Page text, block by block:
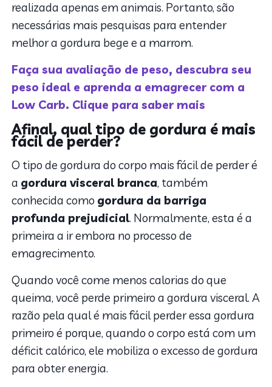
realizada apenas em animais. Portanto, são
necessárias mais pesquisas para entender
melhor a gordura bege e a marrom.
Faça sua avaliação de peso, descubra seu
peso ideal e aprenda a emagrecer com a
Low Carb. Clique para saber mais
Afinal, qual tipo de gordura é mais
fácil de perder?
O tipo de gordura do corpo mais fácil de perder é
a gordura visceral branca, também
conhecida como gordura da barriga
profunda prejudicial. Normalmente, esta é a
primeira a ir embora no processo de
emagrecimento.
Quando você come menos calorias do que
queima, você perde primeiro a gordura visceral. A
razão pela qual é mais fácil perder essa gordura
primeiro é porque, quando o corpo está com um
déficit calórico, ele mobiliza o excesso de gordura
para obter energia.